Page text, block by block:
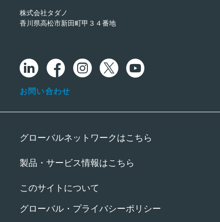
株式会社タダノ
香川県高松市新田町甲３４番地
お問い合わせ
グローバルネットワークはこちら
製品・サービス情報はこちら
このサイトについて
グローバル・プライバシーポリシー